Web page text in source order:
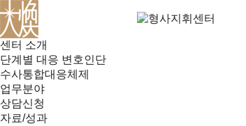
센터 소개
단계별 대응 변호인단
수사통합대응체제
업무분야
상담신청
자료/성과